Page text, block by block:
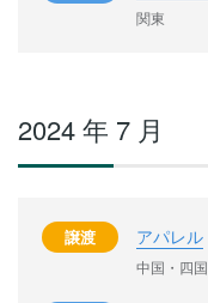
関東
2024 年 7 月
譲渡 アパレル
中国・四国